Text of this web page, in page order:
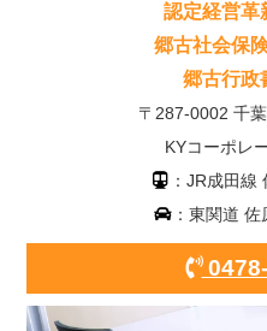
認定経営革
郷古社会保
郷古行政
〒287-0002 千
KYコーポレ
：JR成田線
：東関道 佐